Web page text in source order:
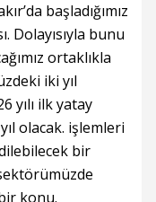
başladığımız
Dolayısıyla bunu
ortaklıkla
iki yıl
yılı ilk yatay
olacak. işlemleri
bir
konu.